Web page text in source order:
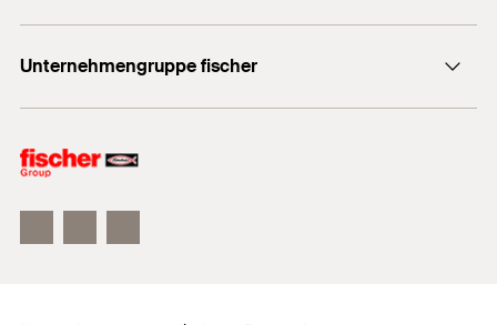
Ausbildung
Professionals
Mediathek
Podcasts
Unternehmengruppe fischer
Unser Leitbild